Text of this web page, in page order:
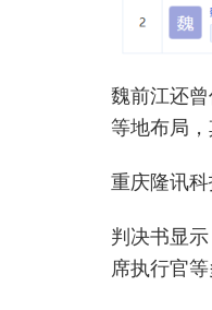
魏前江还
等地布局
重庆隆讯
判决书显
席执行官